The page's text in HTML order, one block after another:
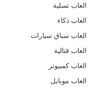
العاب تسلية
العاب ذكاء
العاب سباق سيارات
العاب قتالية
العاب كمبيوتر
العاب موبايل